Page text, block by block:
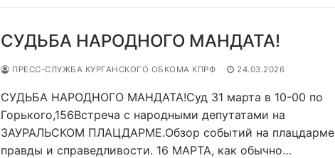
СУДЬБА НАРОДНОГО МАНДАТА!
ПРЕСС-СЛУЖБА КУРГАНСКОГО ОБКОМА КПРФ 24.03.2026
СУДЬБА НАРОДНОГО МАНДАТА!Суд 31 марта в 10-00 по
Горького,156Встреча с народными депутатами на
ЗАУРАЛЬСКОМ ПЛАЦДАРМЕ.Обзор событий на плацдарме
правды и справедливости. 16 МАРТА, как обычно…